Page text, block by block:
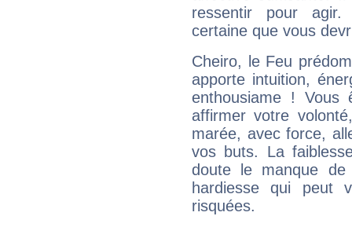
ressentir pour agir.
certaine que vous
Cheiro, le Feu
apporte intuition,
enthousiame !
affirmer votre
marée, avec force,
vos buts. La
doute le manque
hardiesse qui peut
risquées.